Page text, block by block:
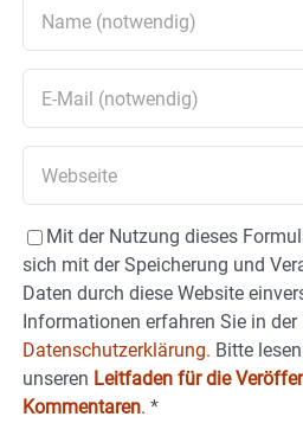
Mit der Nutzung dieses
sich mit der Speicherung und
Daten durch diese Website
Informationen erfahren Sie in der
Datenschutzerklärung. Bitte
unseren Leitfaden für die
Kommentaren. *